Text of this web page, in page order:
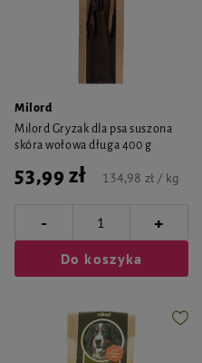
Milord
Milord Gryzak dla psa suszona
skóra wołowa długa 400 g
53,99 zł 134,98 zł / kg
- +
Do koszyka